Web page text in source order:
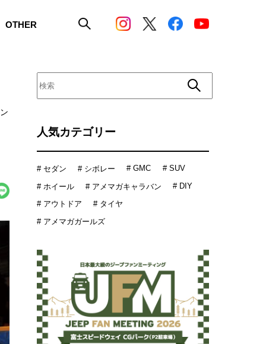
OTHER
人気カテゴリー
# セダン # シボレー # GMC # SUV
# ホイール # アメマガキャラバン # DIY
# アウトドア
# タイヤ
# アメマガガールズ